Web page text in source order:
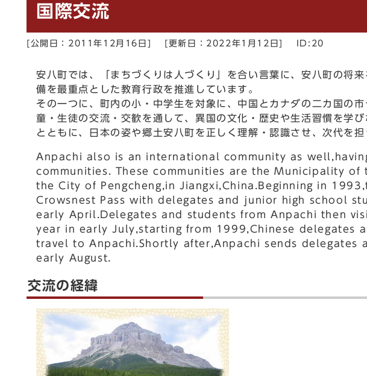
国際交流
[公開日：2011年12月16日] [更新日：2022年1月12日] ID:20
安八町では、「まちづくりは人づくり」を合い言葉に、安八町の将
備を最重点とした教育行政を推進しています。
その一つに、町内の小・中学生を対象に、中国とカナダの二カ国の市
童・生徒の交流・交歓を通して、異国の文化・歴史や生活習慣を学
とともに、日本の姿や郷土安八町を正しく理解・認識させ、次代を担
Anpachi also is an international community as
communities. These communities are the Municipality of
the City of Pengcheng,in Jiangxi,China.Beginning in
Crowsnest Pass with delegates and junior high school
early April.Delegates and students from Anpachi then
year in early July,starting from 1999,Chinese delegates
travel to Anpachi.Shortly after,Anpachi sends delegates
early August.
交流の経緯